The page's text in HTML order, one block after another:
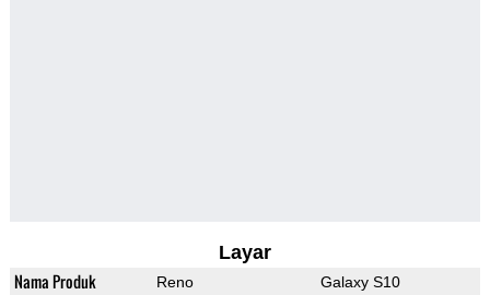
Layar
Nama Produk Reno Galaxy S10